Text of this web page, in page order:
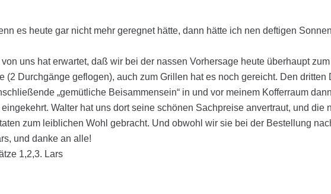
es heute gar nicht mehr geregnet hätte, dann hätte ich nen deftigen
uns hat erwartet, daß wir bei der nassen Vorhersage heute überhaupt
(2 Durchgänge geflogen), auch zum Grillen hat es noch gereicht. Den dritten
„gemütliche Beisammensein“ in und vor meinem Kofferraum
Walter hat uns dort seine schönen Sachpreise anvertraut, und die
zum leiblichen Wohl gebracht. Und obwohl wir sie bei der Bestellung
und danke an alle!
1,2,3. Lars